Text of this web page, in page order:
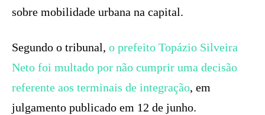
sobre mobilidade urbana na capital.
Segundo o tribunal, o prefeito Topázio Silveira
Neto foi multado por não cumprir uma decisão
referente aos terminais de integração, em
julgamento publicado em 12 de junho.